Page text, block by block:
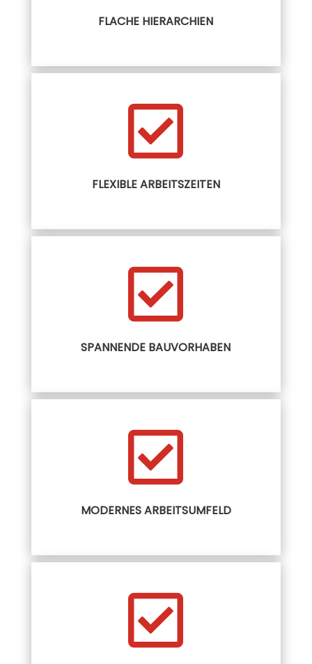
FLACHE HIERARCHIEN

FLEXIBLE ARBEITSZEITEN

SPANNENDE BAUVORHABEN

MODERNES ARBEITSUMFELD
